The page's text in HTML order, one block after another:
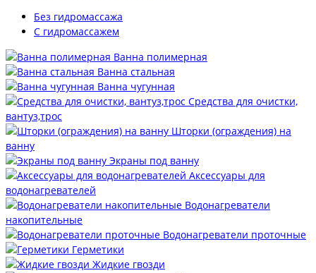
Без гидромассажа
С гидромассажем
Ванна полимерная
Ванна стальная
Ванна чугунная
Средства для очистки,
вантуз,трос
Шторки (ограждения) на
ванну
Экраны под ванну
Аксессуары для
водонагревателей
Водонагреватели
накопительные
Водонагреватели проточные
Герметики
Жидкие гвозди